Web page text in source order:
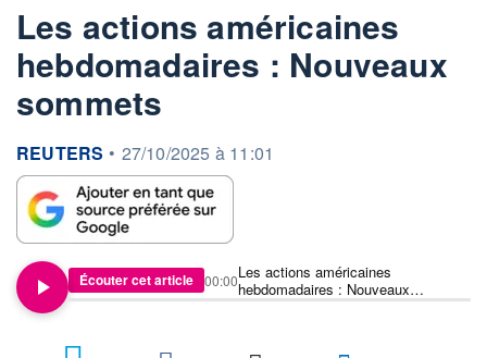
Les actions américaines
hebdomadaires : Nouveaux
sommets
information fournie par
REUTERS • 27/10/2025 à 11:01
Écouter cet article
Les actions américaines
hebdomadaires : Nouveaux
sommets
00:00